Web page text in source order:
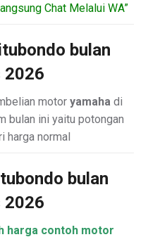
Chat Melalui WA”
bulan
2026
motor yamahadi
bulan ini yaitu potongan
harga normal
bulan
2026
harga contoh motor